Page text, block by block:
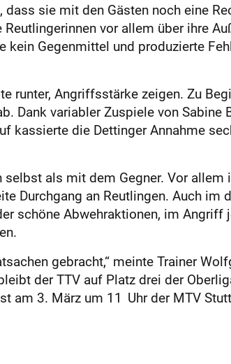
sie mit den Gästen noch eine
vor allem über ihre
Ge­genmittel und produzierte
runter, Angriffsstärke zeigen. Zu
Dank variabler Zuspiele von Sabine
kassierte die Dettinger Annahme
als mit dem Gegner. Vor
Durchgang an Reutlingen. Auch im
schöne Abwehraktionen, im
gebracht,“ meinte Trainer
der TTV auf Platz drei der
am 3. März um 11 Uhr der MTV